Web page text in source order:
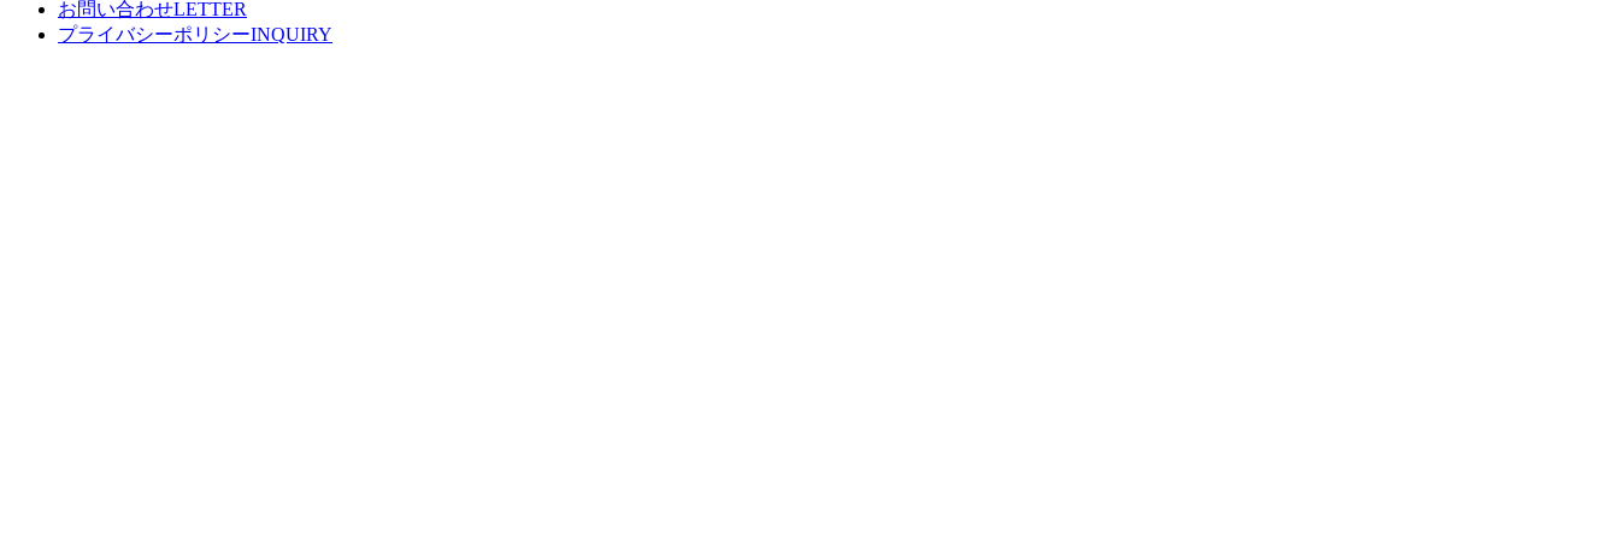
お問い合わせ
プライバシーポリシー